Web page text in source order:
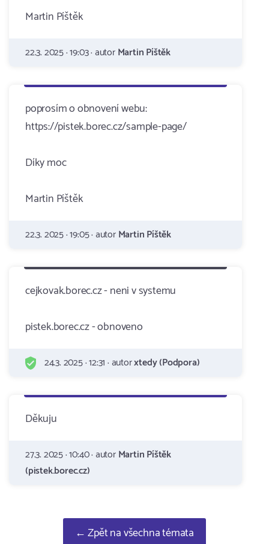
Martin Píštěk
22.3. 2025 · 19:03 · autorMartin Píštěk
poprosím o obnovení webu:
https://pistek.borec.cz/sample-page/
Díky moc
Martin Píštěk
22.3. 2025 · 19:05 · autorMartin Píštěk
cejkovak.borec.cz - neni v systemu
pistek.borec.cz - obnoveno
24.3. 2025 · 12:31 · autorxtedy (Podpora)
Děkuju
27.3. 2025 · 10:40 · autorMartin Píštěk
(pistek.borec.cz)
← Zpět na všechna témata